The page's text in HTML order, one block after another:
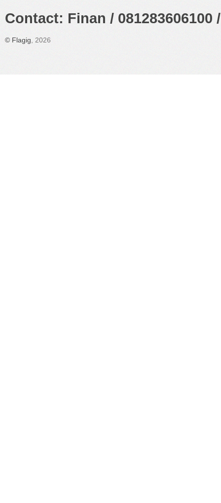
Contact: Finan /
© Flagig , 2026